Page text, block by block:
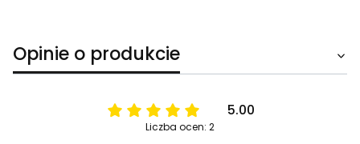
Opinie o produkcie
5.00
Liczba ocen: 2